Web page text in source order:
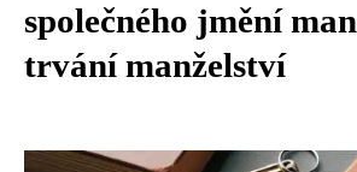
společného jmění
trvání manželství